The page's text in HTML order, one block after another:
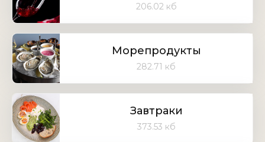
206.02 кб
Морепродукты
282.71 кб
Завтраки
373.53 кб